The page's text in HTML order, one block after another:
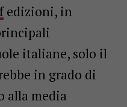
edizioni, in
italiane, solo il
in grado di
alla media